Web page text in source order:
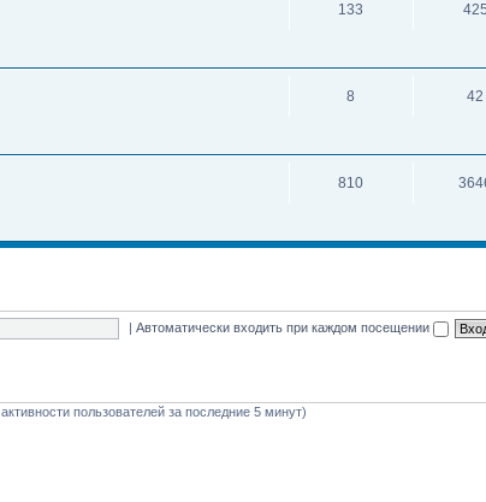
133 425
8 42
810
|Автоматически входить при каждом посещении
пользователей за последние 5 минут)